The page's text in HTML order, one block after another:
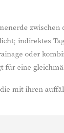
indirektes
oder
für eine
mit ihren